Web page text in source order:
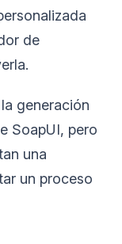
de
generación
SoapUI, pero
una
un proceso